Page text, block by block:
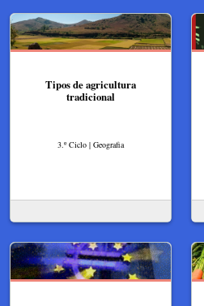
Tipos de agricultura
tradicional
3.º Ciclo | Geografia